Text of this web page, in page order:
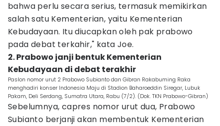
bahwa perlu secara serius, termasuk memikirkan
salah satu Kementerian, yaitu Kementerian
Kebudayaan. Itu diucapkan oleh pak prabowo
pada debat terkahir," kata Joe.
2. Prabowo janji bentuk Kementerian
Kebudayaan di debat terakhir
Paslon nomor urut 2 Prabowo Subianto dan Gibran Rakabuming Raka
menghadiri konser Indonesia Maju di Stadion Baharoeddin Siregar, Lubuk
Pakam, Deli Serdang, Sumatra Utara, Rabu (7/2). (Dok. TKN Prabowo-Gibran)
Sebelumnya, capres nomor urut dua, Prabowo
Subianto berjanji akan membentuk Kementerian